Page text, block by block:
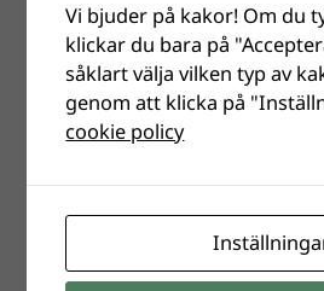
Vi bjuder på kakor! Om du
klickar du bara på
såklart välja vilken typ av
genom att klicka på
cookie policy